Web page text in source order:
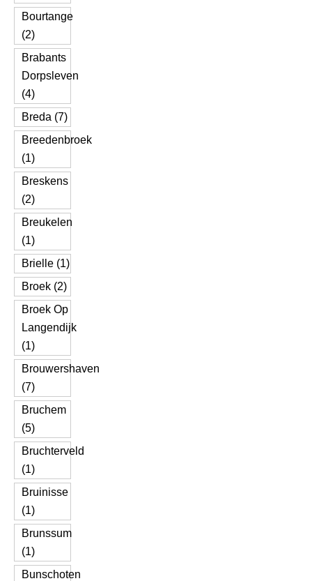
Bourtange
(2)
Brabants
Dorpsleven
(4)
Breda (7)
Breedenbroek
(1)
Breskens
(2)
Breukelen
(1)
Brielle (1)
Broek (2)
Broek Op
Langendijk
(1)
Brouwershaven
(7)
Bruchem
(5)
Bruchterveld
(1)
Bruinisse
(1)
Brunssum
(1)
Bunschoten